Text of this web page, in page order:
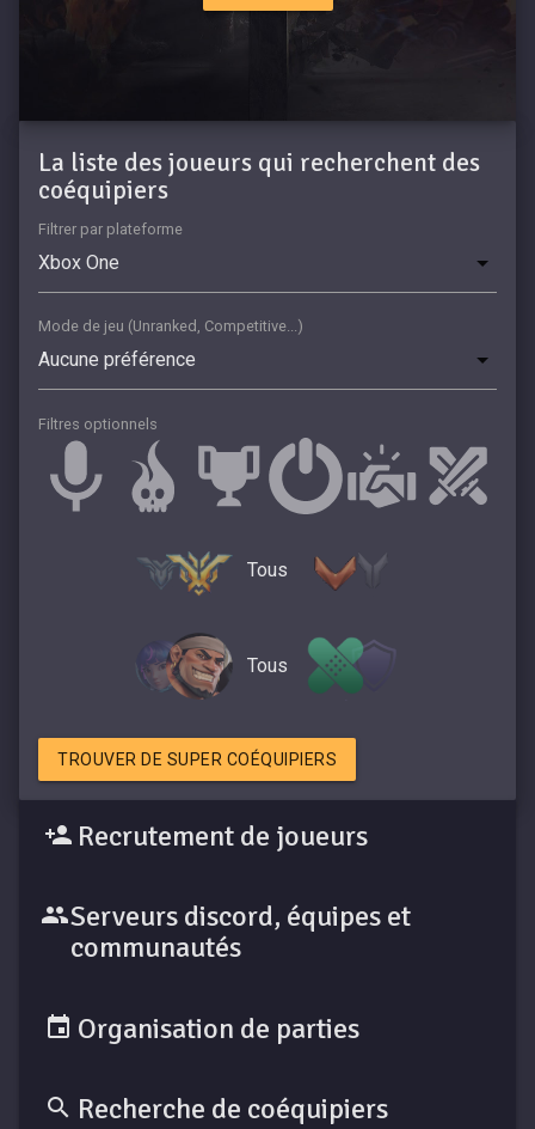
La liste des joueurs qui recherchent des
coéquipiers
Filtrer par plateforme
Mode de jeu (Unranked, Competitive...)
Filtres optionnels
Tous
Tous
TROUVER DE SUPER COÉQUIPIERS
Recrutement de joueurs
Serveurs discord, équipes et
communautés
Organisation de parties
Recherche de coéquipiers